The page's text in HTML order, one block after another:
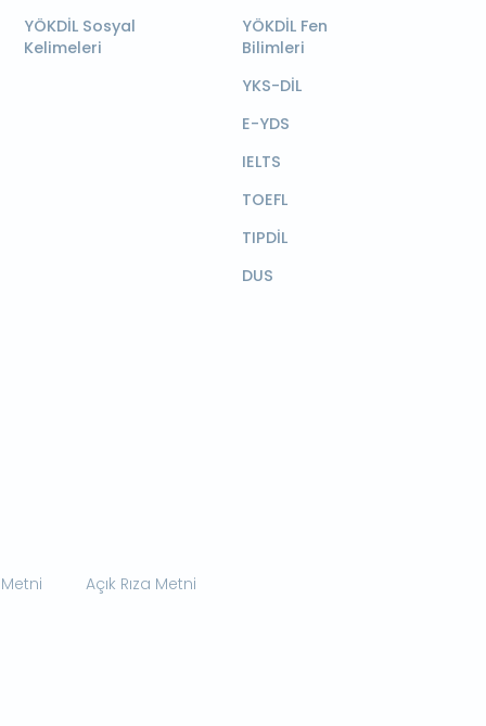
YÖKDİL Sosyal
Kelimeleri
YÖKDİL Fen
Bilimleri
YKS-DİL
E-YDS
IELTS
TOEFL
TIPDİL
DUS
Açık Rıza Metni